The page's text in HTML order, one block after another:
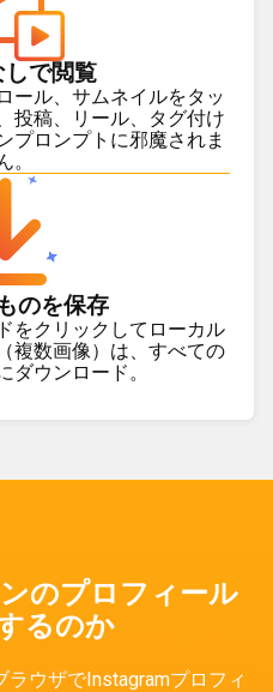
しで閲覧
ール、サムネイルをタッ
投稿、リール、タグ付け
プロンプトに邪魔されま
。
のを保存
をクリックしてローカル
複数画像）は、すべての
ダウンロード。
のプロフィール
るのか
ラウザでInstagramプロフィ